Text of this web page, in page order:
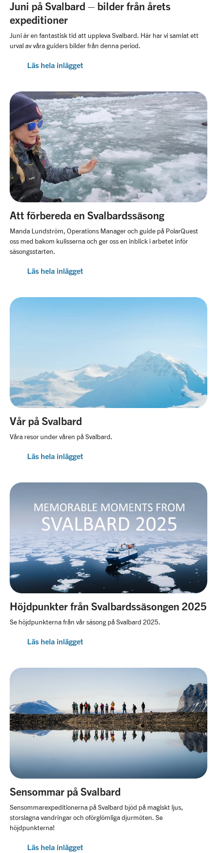
Juni på Svalbard – bilder från årets
expeditioner
Juni är en fantastisk tid att uppleva Svalbard. Här har vi samlat ett
urval av våra guiders bilder från denna period.
Läs hela inlägget
Att förbereda en Svalbardssäsong
Manda Lundström, Operations Manager och guide på PolarQuest
oss med bakom kulisserna och ger oss en inblick i arbetet inför
säsongsstarten.
Läs hela inlägget
Vår på Svalbard
Våra resor under våren på Svalbard.
Läs hela inlägget
Höjdpunkter från Svalbardssäsongen 2025
Se höjdpunkterna från vår säsong på Svalbard 2025.
Läs hela inlägget
Sensommar på Svalbard
Sensommarexpeditionerna på Svalbard bjöd på magiskt ljus,
storslagna vandringar och oförglömliga djurmöten. Se
höjdpunkterna!
Läs hela inlägget